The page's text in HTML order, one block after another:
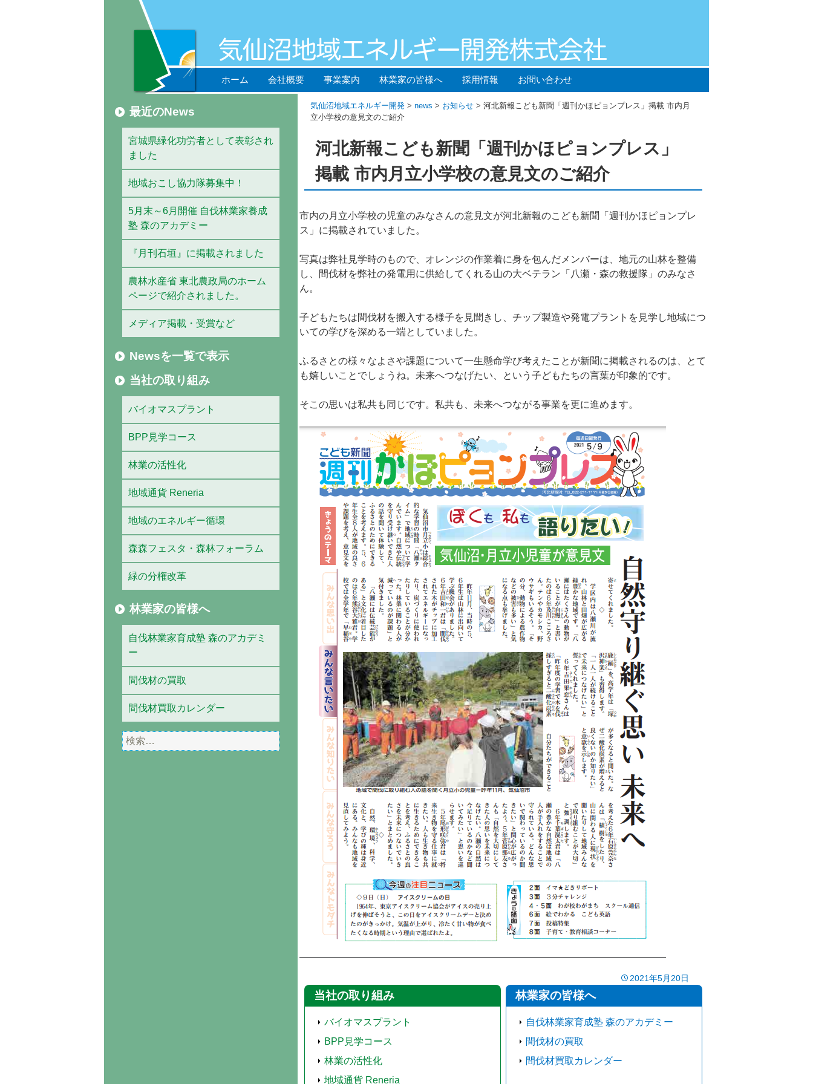
ホーム 会社概要 事業案内 林業家の皆様へ 採用情報 お問い合わせ
気仙沼地域エネルギー開発 > news > お知らせ > 河北新報こども新聞「週刊かほピョンプレス」掲載 市内月
立小学校の意見文のご紹介
河北新報こども新聞「週刊かほピョンプレス」
掲載 市内月立小学校の意見文のご紹介
市内の月立小学校の児童のみなさんの意見文が河北新報のこども新聞「週刊かほピョンプレ
ス」に掲載されていました。
写真は弊社見学時のもので、オレンジの作業着に身を包んだメンバーは、地元の山林を整備
し、間伐材を弊社の発電用に供給してくれる山の大ベテラン「八瀬・森の救援隊」のみなさ
ん。
子どもたちは間伐材を搬入する様子を見聞きし、チップ製造や発電プラントを見学し地域につ
いての学びを深める一端としていました。
ふるさとの様々なよさや課題について一生懸命学び考えたことが新聞に掲載されるのは、とて
も嬉しいことでしょうね。未来へつなげたい、という子どもたちの言葉が印象的です。
そこの思いは私共も同じです。私共も、未来へつながる事業を更に進めます。
2021年5月20日
当社の取り組み
バイオマスプラント
BPP見学コース
林業の活性化
地域通貨 Reneria
林業家の皆様へ
自伐林業家育成塾 森のアカデミー
間伐材の買取
間伐材買取カレンダー
最近のNews
宮城県緑化功労者として表彰され
ました
地域おこし協力隊募集中！
5月末～6月開催 自伐林業家養成
塾 森のアカデミー
『月刊石垣』に掲載されました
農林水産省 東北農政局のホーム
ページで紹介されました。
メディア掲載・受賞など
Newsを一覧で表示
当社の取り組み
バイオマスプラント
BPP見学コース
林業の活性化
地域通貨 Reneria
地域のエネルギー循環
森森フェスタ・森林フォーラム
緑の分権改革
林業家の皆様へ
自伐林業家育成塾 森のアカデミ
ー
間伐材の買取
間伐材買取カレンダー